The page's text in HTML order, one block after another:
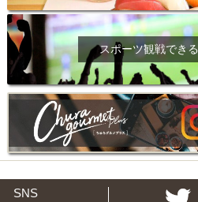
スポーツ観戦でき
SNS